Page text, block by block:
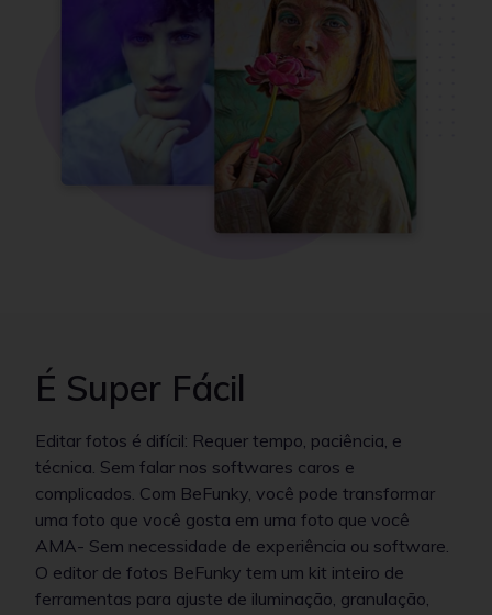
É Super Fácil
Editar fotos é difícil: Requer tempo, paciência, e
técnica. Sem falar nos softwares caros e
complicados. Com BeFunky, você pode transformar
uma foto que você gosta em uma foto que você
AMA- Sem necessidade de experiência ou software.
O editor de fotos BeFunky tem um kit inteiro de
ferramentas para ajuste de iluminação, granulação,